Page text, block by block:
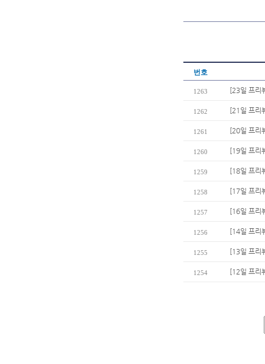
번호
1263 [23일 프리
1262 [21일 프리
1261 [20일 프리
1260 [19일 프리
1259 [18일 프리
1258 [17일 프리
1257 [16일 프리
1256 [14일 프리
1255 [13일 프리
1254 [12일 프리